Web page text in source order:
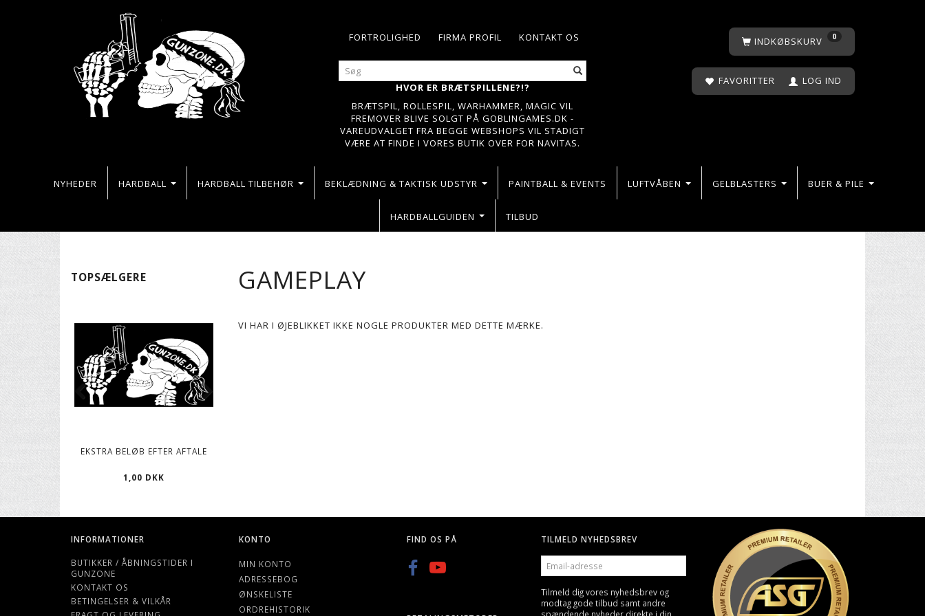
KONTAKT OS
FIRMA PROFIL
FORTROLIGHED
HVOR ER BRÆTSPILLENE?!?
BRÆTSPIL, ROLLESPIL, WARHAMMER, MAGIC VIL
FREMOVER BLIVE SOLGT PÅ GOBLINGAMES.DK -
VAREUDVALGET FRA BEGGE WEBSHOPS VIL STADIGT
VÆRE AT FINDE I VORES BUTIK OVER FOR NAVITAS.
INDKØBSKURV 0
FAVORITTER LOG IND
NYHEDER HARDBALL HARDBALL TILBEHØR BEKLÆDNING & TAKTISK UDSTYR PAINTBALL & EVENTS LUFTVÅBEN GELBLASTERS BUER & PILE
HARDBALLGUIDEN TILBUD
TOPSÆLGERE
EKSTRA BELØB EFTER AFTALE
1,00 DKK
BIO KUGLER, 0,25G -
4000 STK
129,00 DKK
GAMEPLAY
VI HAR I ØJEBLIKKET IKKE NOGLE PRODUKTER MED DETTE MÆRKE.
INFORMATIONER
BUTIKKER / ÅBNINGSTIDER I
GUNZONE
KONTAKT OS
BETINGELSER & VILKÅR
KONTO
MIN KONTO
ADRESSEBOG
ØNSKELISTE
ORDREHISTORIK
FIND OS PÅ
TILMELD NYHEDSBREV
EMAIL-
ADRESSE
Tilmeld dig vores nyhedsbrev og
modtag gode tilbud samt andre